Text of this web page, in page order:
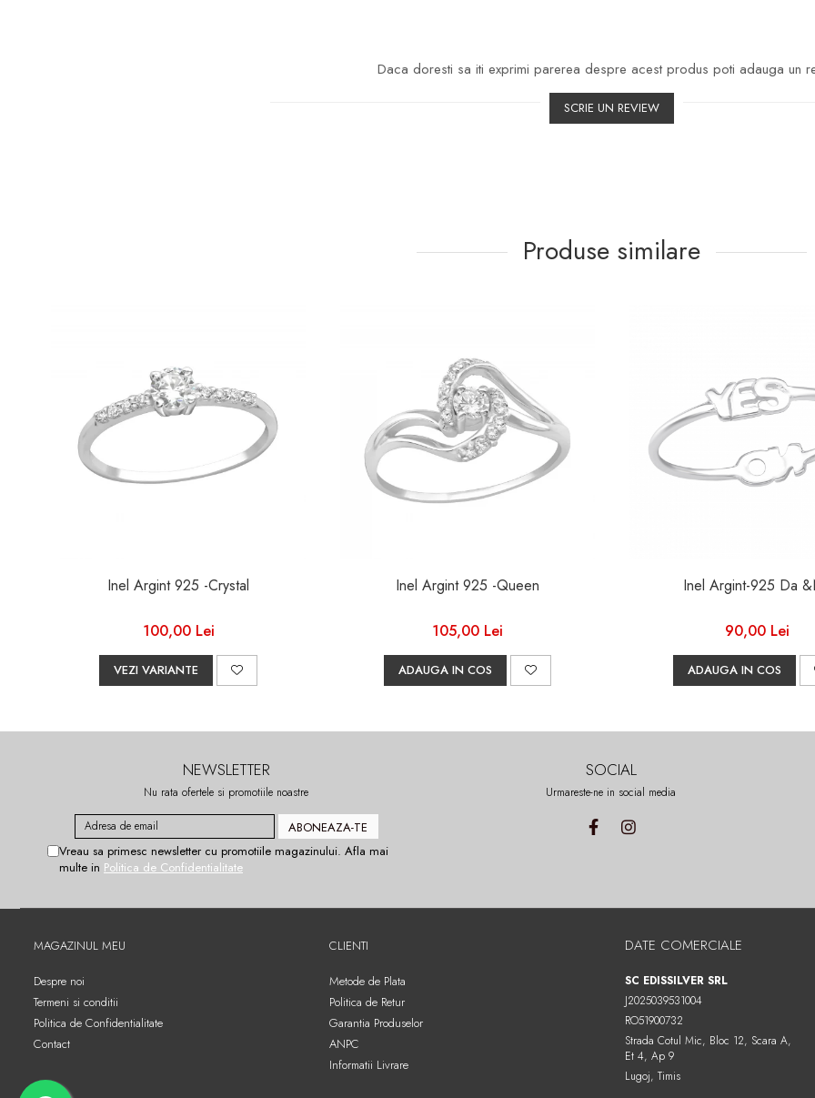
Daca doresti sa iti exprimi parerea despre acest produs poti adauga un
SCRIE UN REVIEW
Produse similare
Inel Argint 925 -Crystal
100,00 Lei
VEZI VARIANTE
Inel Argint 925 -Queen
105,00 Lei
ADAUGA IN COS
Inel Argint-
90,00 Lei
ADAUGA IN COS
NEWSLETTER
Nu rata ofertele si promotiile noastre
Vreau sa primesc newsletter cu promotiile magazinului. Afla mai
multe in Politica de Confidentialitate
SOCIAL
Urmareste-ne in social media
MAGAZINUL MEU
Despre noi
Termeni si conditii
Politica de Confidentialitate
Contact
CLIENTI
Metode de Plata
Politica de Retur
Garantia Produselor
ANPC
Informatii Livrare
DATE COMERCIALE
SC EDISSILVER SRL
J2025039531004
RO51900732
Strada Cotul Mic, Bloc 12, Scara A,
Et 4, Ap 9
Lugoj, Timis